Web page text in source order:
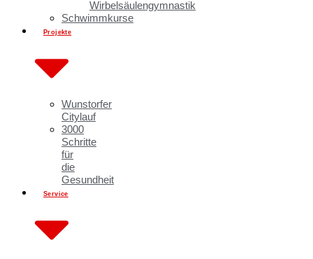
Wirbelsäulengymnastik
Schwimmkurse
Projekte
Wunstorfer
Citylauf
3000
Schritte
für
die
Gesundheit
Service